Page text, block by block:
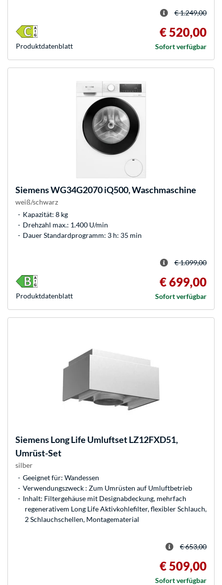
€ 1.249,00
€ 520,00
Sofort verfügbar
Produkt­datenblatt
SiemensWG34G2070 iQ500, Waschmaschine
weiß/schwarz
Kapazität: 8 kg
Drehzahl max.: 1.400 U/min
Dauer Standardprogramm: 3 h: 35 min
€ 1.099,00
€ 699,00
Sofort verfügbar
Produkt­datenblatt
SiemensLong Life Umluftset LZ12FXD51,
Umrüst-Set
silber
Geeignet für: Wandessen
Verwendungszweck : Zum Umrüsten auf Umluftbetrieb
Inhalt: Filtergehäuse mit Designabdeckung, mehrfach
regenerativem Long Life Aktivkohlefilter, flexibler Schlauch,
2 Schlauchschellen, Montagematerial
€ 653,00
€ 509,00
Sofort verfügbar